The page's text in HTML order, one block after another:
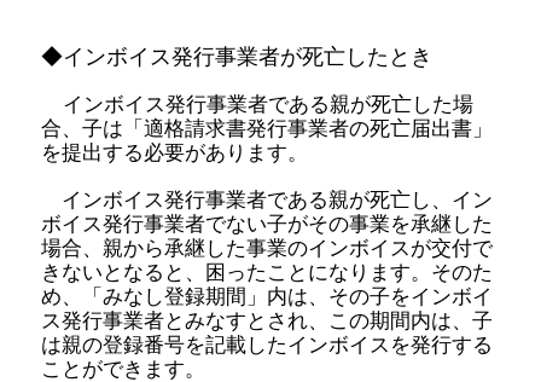
◆インボイス発行事業者が死亡したとき
インボイス発行事業者である親が死亡した場
合、子は「適格請求書発行事業者の死亡届出書」
を提出する必要があります。
インボイス発行事業者である親が死亡し、イン
ボイス発行事業者でない子がその事業を承継した
場合、親から承継した事業のインボイスが交付で
きないとなると、困ったことになります。そのた
め、「みなし登録期間」内は、その子をインボイ
ス発行事業者とみなすとされ、この期間内は、子
は親の登録番号を記載したインボイスを発行する
ことができます。